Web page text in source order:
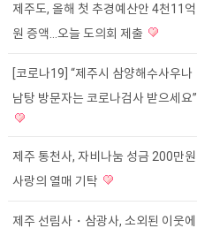
제주도, 올해 첫 추경예산안 4천11억
원 증액...오늘 도의회 제출
[코로나19] “제주시 삼양해수사우나
남탕 방문자는 코로나검사 받으세요”
제주 통천사, 자비나눔 성금 200만원
사랑의 열매 기탁
제주 선림사・삼광사, 소외된 이웃에